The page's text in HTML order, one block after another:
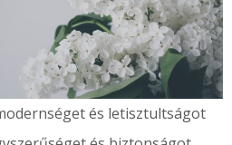
és letisztultságot